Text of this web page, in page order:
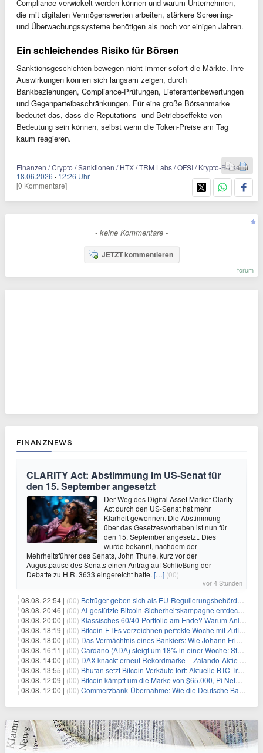
Compliance verwickelt werden können und warum Unternehmen,
die mit digitalen Vermögenswerten arbeiten, stärkere Screening-
und Überwachungssysteme benötigen als noch vor einigen Jahren.
Ein schleichendes Risiko für Börsen
Sanktionsgeschichten bewegen nicht immer sofort die Märkte. Ihre
Auswirkungen können sich langsam zeigen, durch
Bankbeziehungen, Compliance-Prüfungen, Lieferantenbewertungen
und Gegenparteibeschränkungen. Für eine große Börsenmarke
bedeutet das, dass die Reputations- und Betriebseffekte von
Bedeutung sein können, selbst wenn die Token-Preise am Tag
kaum reagieren.
Finanzen / Crypto / Sanktionen / HTX / TRM Labs / OFSI / Krypto-Börsen
18.06.2026 · 12:26 Uhr
[0 Kommentare]
- keine Kommentare -
JETZT kommentieren
forum
FINANZNEWS
CLARITY Act: Abstimmung im US-Senat für
den 15. September angesetzt
Der Weg des Digital Asset Market Clarity
Act durch den US-Senat hat mehr
Klarheit gewonnen. Die Abstimmung
über das Gesetzesvorhaben ist nun für
den 15. September angesetzt. Dies
wurde bekannt, nachdem der
Mehrheitsführer des Senats, John Thune, kurz vor der
Augustpause des Senats einen Antrag auf Schließung der
Debatte zu H.R. 3633 eingereicht hatte. […] (00)
vor 4 Stunden
08.08. 22:54 | (00) Betrüger geben sich als EU-Regulierungsbehörden aus, um Krypto-Nutzer nach MiCA-Deadline ins Visier zu nehmen
08.08. 20:46 | (00) AI-gestützte Bitcoin-Sicherheitskampagne entdeckt fast 5.000 Softwareprobleme in 390 Projekten
08.08. 20:00 | (00) Klassisches 60/40-Portfolio am Ende? Warum Anleger jetzt radikal umdenken müssen
08.08. 18:19 | (00) Bitcoin-ETFs verzeichnen perfekte Woche mit Zuflüssen auf 3-Monats-Hoch
08.08. 18:00 | (00) Das Vermächtnis eines Bankiers: Wie Johann Friedrich Städel sein Imperium unsterblich machte
08.08. 16:11 | (00) Cardano (ADA) steigt um 18% in einer Woche: Steht ein Kurs von $0,30 bevor?
08.08. 14:00 | (00) DAX knackt erneut Rekordmarke – Zalando-Aktie crasht nach Quartalszahlen
08.08. 13:55 | (00) Bhutan setzt Bitcoin-Verkäufe fort: Aktuelle BTC-Transaktionen
08.08. 12:09 | (00) Bitcoin kämpft um die Marke von $65.000, Pi Network gewinnt an Unterstützung
08.08. 12:00 | (00) Commerzbank-Übernahme: Wie die Deutsche Bank im Schatten zum großen Gewinner wird